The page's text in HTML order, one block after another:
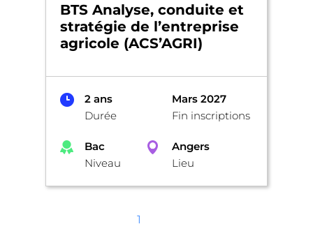
BTS Analyse, conduite et
stratégie de l’entreprise
agricole (ACS’AGRI)
2 ans
Durée
Mars 2027
Fin inscriptions
Bac
Niveau
Angers
Lieu
1